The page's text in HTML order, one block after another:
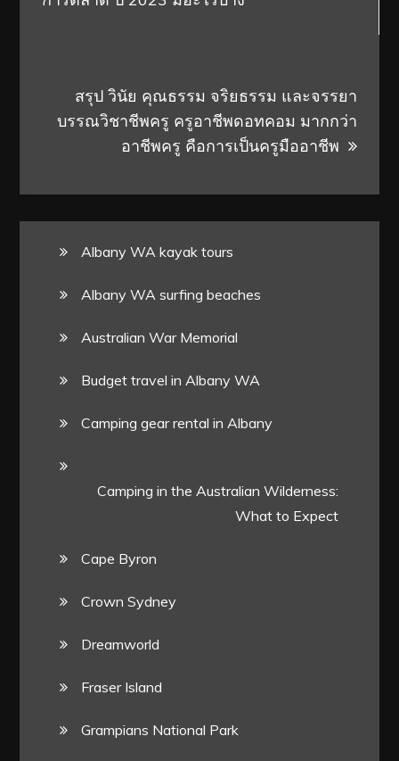
สรุป วินัย คุณธรรม จริยธรรม และจรรยา
บรรณวิชาชีพครู ครูอาชีพดอทคอม มากกว่า
อาชีพครู คือการเป็นครูมืออาชีพ
Albany WA kayak tours
Albany WA surfing beaches
Australian War Memorial
Budget travel in Albany WA
Camping gear rental in Albany
Camping in the Australian Wilderness:
What to Expect
Cape Byron
Crown Sydney
Dreamworld
Fraser Island
Grampians National Park